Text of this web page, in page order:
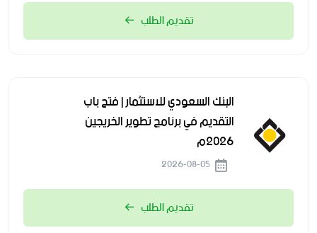
تقديم الطلب
البنك السعودي للاستثمار | فتح باب
التقديم في برنامج تطوير الخريجين
2026م
تقديم الطلب